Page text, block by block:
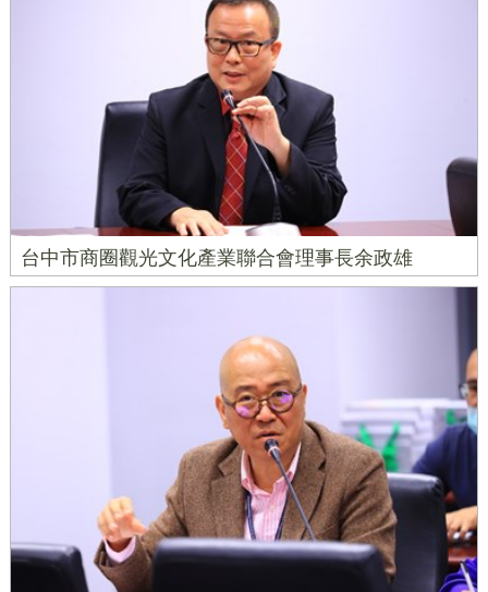
台中市商圈觀光文化產業聯合會理事長余政雄